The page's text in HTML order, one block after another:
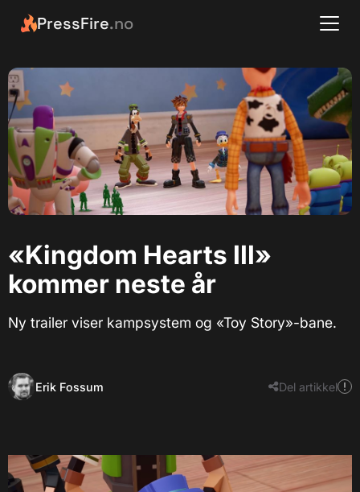
PressFire.no
«Kingdom Hearts III»
kommer neste år
Ny trailer viser kampsystem og «Toy Story»-bane.
Erik Fossum Del artikkel